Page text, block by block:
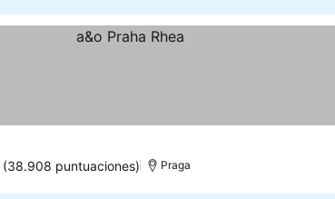
(38.908 puntuaciones) Praga